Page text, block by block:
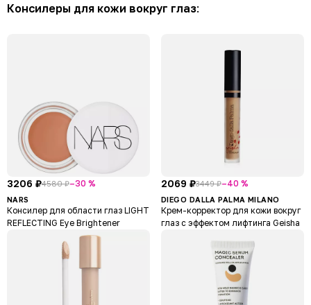
Консилеры для кожи вокруг глаз:
3206 ₽4580 ₽–30 %
NARS
Консилер для области глаз LIGHT
REFLECTING Eye Brightener
2069 ₽3449 ₽–40 %
DIEGO DALLA PALMA MILANO
Крем-корректор для кожи вокруг
глаз c эффектом лифтинга Geisha